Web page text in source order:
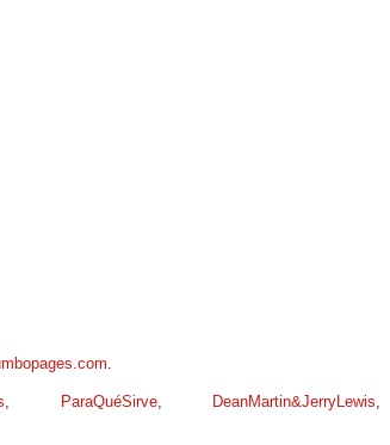
.
, ParaQuéSirve, DeanMartin&JerryLewis,